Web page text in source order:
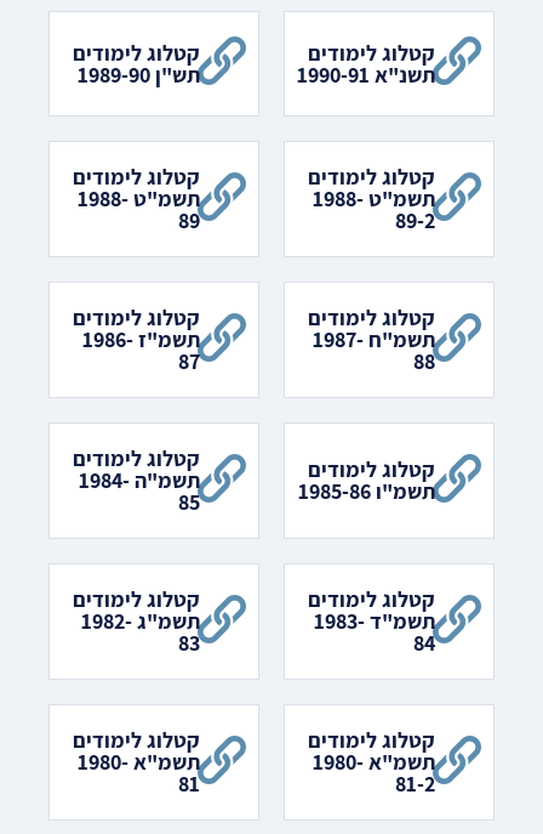
קטלוג לימודים
תשנ"א 1990-91
קטלוג לימודים
תש"ן 1989-90
קטלוג לימודים
תשמ"ט 1988-
89-2
קטלוג לימודים
תשמ"ט 1988-
89
קטלוג לימודים
תשמ"ח 1987-
88
קטלוג לימודים
תשמ"ז 1986-
87
קטלוג לימודים
תשמ"ו 1985-86
קטלוג לימודים
תשמ"ה 1984-
85
קטלוג לימודים
תשמ"ד 1983-
84
קטלוג לימודים
תשמ"ג 1982-
83
קטלוג לימודים
תשמ"א 1980-
81-2
קטלוג לימודים
תשמ"א 1980-
81